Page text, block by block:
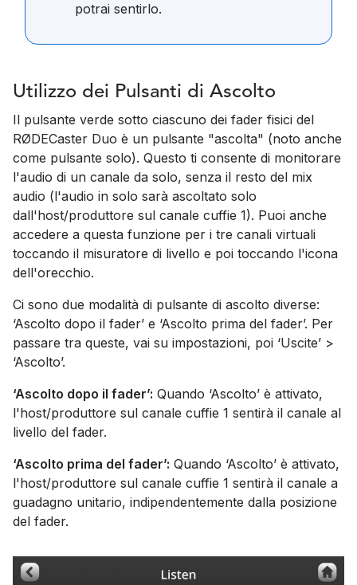
potrai sentirlo.
Utilizzo dei Pulsanti di Ascolto
Il pulsante verde sotto ciascuno dei fader fisici del
RØDECaster Duo è un pulsante "ascolta" (noto anche
come pulsante solo). Questo ti consente di monitorare
l'audio di un canale da solo, senza il resto del mix
audio (l'audio in solo sarà ascoltato solo
dall'host/produttore sul canale cuffie 1). Puoi anche
accedere a questa funzione per i tre canali virtuali
toccando il misuratore di livello e poi toccando l'icona
dell'orecchio.
Ci sono due modalità di pulsante di ascolto diverse:
‘Ascolto dopo il fader’ e ‘Ascolto prima del fader’. Per
passare tra queste, vai su impostazioni, poi ‘Uscite’ >
‘Ascolto’.
‘Ascolto dopo il fader’: Quando ‘Ascolto’ è attivato,
l'host/produttore sul canale cuffie 1 sentirà il canale al
livello del fader.
‘Ascolto prima del fader’: Quando ‘Ascolto’ è attivato,
l'host/produttore sul canale cuffie 1 sentirà il canale a
guadagno unitario, indipendentemente dalla posizione
del fader.